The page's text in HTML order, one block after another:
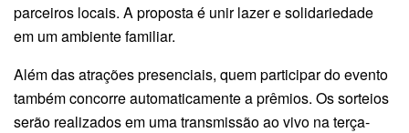
parceiros locais. A proposta é unir lazer e solidariedade
em um ambiente familiar.
Além das atrações presenciais, quem participar do evento
também concorre automaticamente a prêmios. Os sorteios
serão realizados em uma transmissão ao vivo na terça-